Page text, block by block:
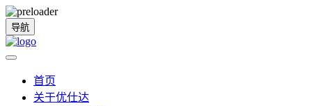
导航
首页
关于优仕达